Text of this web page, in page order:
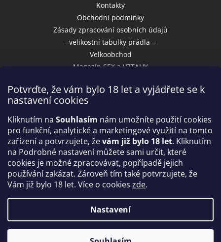
Potvrďte, že vám bylo 18 let a vyjádřete se k
nastavení cookies
Kliknutím na Souhlasím nám umožníte použití cookies
pro funkční, analytické a marketingové využití na tomto
zařízení a potvrzujete, ževám již bylo 18 let. Kliknutím
na Podrobné nastavení můžete sami určit, které
cookies je možné zpracovávat, popřípadě jejich
používání zakázat. Zároveň tím také potvrzujete, že
Vám již bylo 18 let. Více o cookies zde.
Nastavení
Kontakty
Obchodní podmínky
Zásady zpracování osobních údajů
--velikostní tabulky prádla --
Velkoobchod
Magazín SEX a VZTAHY
Přijímáme online platby
Copyright 2026IntimniNakupy.cz. Všechna práva